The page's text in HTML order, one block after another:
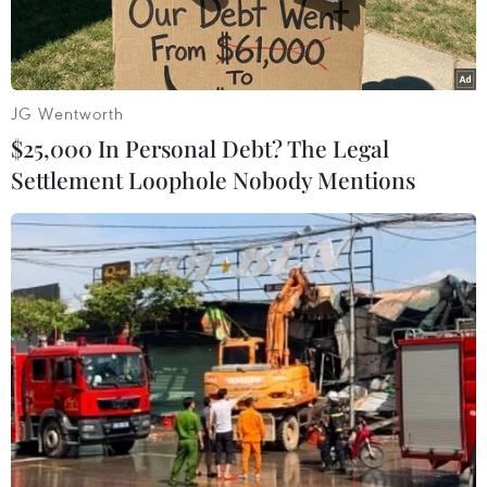
Đội tuyển Việt Nam. (Ảnh: Quang Nhựt/TTXVN)
Liên đoàn Bóng đá thế giới (FIFA) vừa công bố
bảng xếp hạng tháng 5/2014. Theo đó, đội tuyển
Việt Nam vẫn giữ vững vị trí số 1 Đông Nam Á.
Trong tháng qua, đội tuyển Việt Nam không
tham gia bất kỳ trận đấu nào cấp quốc tế nhưng
JG Wentworth
$25,000 In Personal Debt? The Legal
Settlement Loophole Nobody Mentions